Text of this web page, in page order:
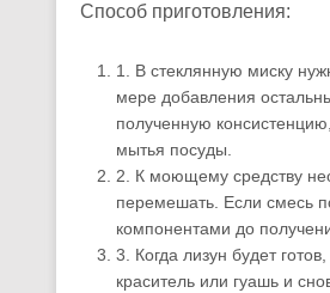
Способ приготовления:
1. В стеклянную миску
мере добавления
полученную
мытья посуды.
2. К моющему средству
перемешать. Если смесь
компонентами до
3. Когда лизун будет
краситель или гуашь и